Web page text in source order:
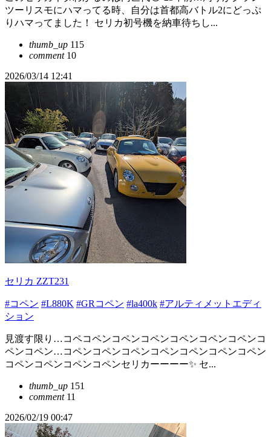
ツーリスモにハマってる時、自分は首都高バトル2にどっぷ
りハマってました！ セリカ初号機を納車待ちし...
thumb_up 115
comment10
2026/03/14 12:41
セリカ ZZT231
#コペン #L880K #GRコペン #la400k #アルティメットエディ
ション
見渡す限り…コペコペンコペンコペンコペンコペンコペンコ
ペンコペン…コペンコペンコペンコペンコペンコペンコペン
コペンコペンコペンコペンセリカーーーー✨️ セ...
thumb_up 151
comment11
2026/02/19 00:47